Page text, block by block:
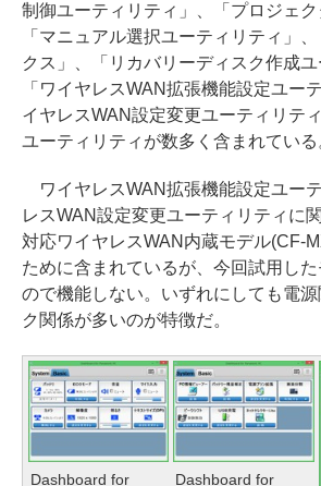
制御ユーティリティ」、「プロジェク
「マニュアル選択ユーティリティ」
クス」、「リカバリーディスク作成ユ
「ワイヤレスWAN拡張機能設定ユー
イヤレスWAN設定変更ユーティリテ
ユーティリティが数多く含まれている
ワイヤレスWAN拡張機能設定ユー
レスWAN設定変更ユーティリティに
対応ワイヤレスWAN内蔵モデル(CF-
ために含まれているが、今回試用し
ので機能しない。いずれにしても電
ク関係が多いのが特徴だ。
Dashboard for
Dashboard for